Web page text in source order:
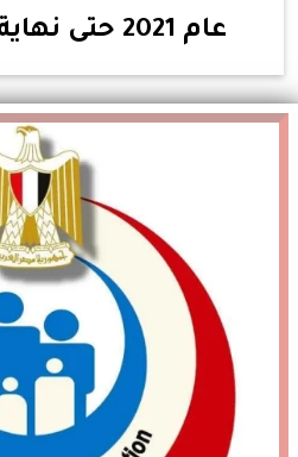
عام 2021 حتى نهاية العام الجاري